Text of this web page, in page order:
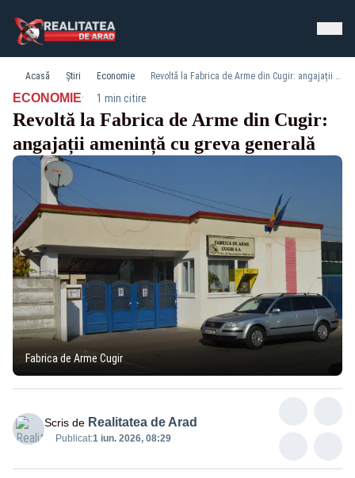
Acasă Știri Economie Revoltă la Fabrica de Arme din Cugir: angajații amenință cu greva generală
ECONOMIE· 1 min citire
Revoltă la Fabrica de Arme din Cugir:
angajații amenință cu greva generală
Fabrica de Arme Cugir
Scris de Realitatea de Arad
Publicat:1 iun. 2026, 08:29